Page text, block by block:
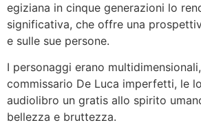
egiziana in cinque generazioni lo
significativa, che offre una
e sulle sue persone.
I personaggi erano
commissario De Luca imperfetti, le
audiolibro un gratis allo spirito
bellezza e bruttezza.